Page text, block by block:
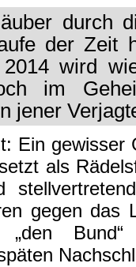
durch
der Zeit
wird
im
jener
Ein gewisser
als
gegen das